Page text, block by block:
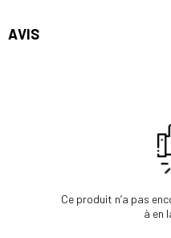
AVIS
Ce produit n’a pas
à en